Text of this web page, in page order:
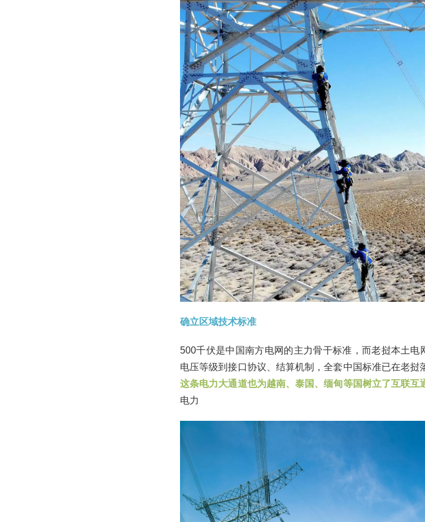
确立区域技术标准
500千伏是中国南方电网的主力骨干标准，而老挝本土
电压等级到接口协议、结算机制，全套中国标准已在老挝
这条电力大通道也为越南、泰国、缅甸等国树立了互联互
电力